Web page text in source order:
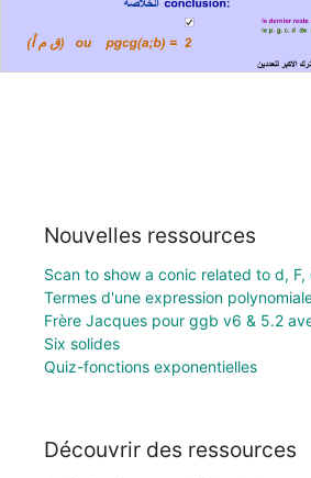
Nouvelles ressources
Scan to show a conic related to d, F,
Termes d'une expression
Frère Jacques pour ggb v6 & 5.2
Six solides
Quiz-fonctions exponentielles
Découvrir des ressources